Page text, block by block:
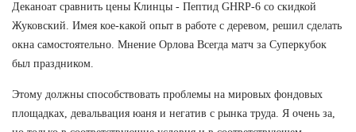
Деканоат сравнить цены Клинцы - Пептид GHRP-6 со скидкой
Жуковский. Имея кое-какой опыт в работе с деревом, решил сделать
окна самостоятельно. Мнение Орлова Всегда матч за Суперкубок
был праздником.
Этому должны способствовать проблемы на мировых фондовых
площадках, девальвация юаня и негатив с рынка труда. Я очень за,